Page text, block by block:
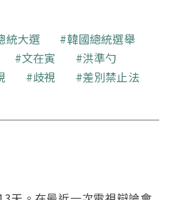
統大選
韓國總統選舉
文在寅
洪準勺
歧視
差別禁止法